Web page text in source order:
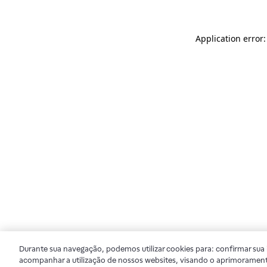
Application
Durante sua navegação, podemos utilizar cookies para: confirmar
acompanhar a utilização de nossos websites, visando o